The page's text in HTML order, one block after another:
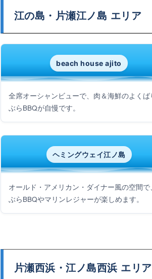
江の島・片瀬江ノ島 エリア
beach house ajito
全席オーシャンビューで、肉＆海鮮のよくば
ぶらBBQが自慢です。
ヘミングウェイ江ノ島
オールド・アメリカン・ダイナー風の空間で
ぶらBBQやマリンレジャーが楽しめます。
片瀬西浜・江ノ島西浜 エリア